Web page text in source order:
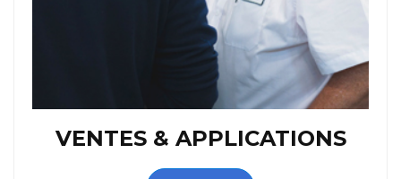
VENTES & APPLICATIONS